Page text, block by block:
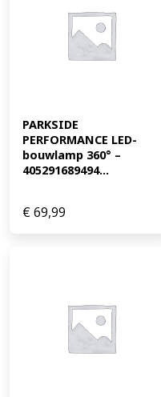
PARKSIDE
PERFORMANCE LED-
bouwlamp 360° –
405291689494...
€69,99